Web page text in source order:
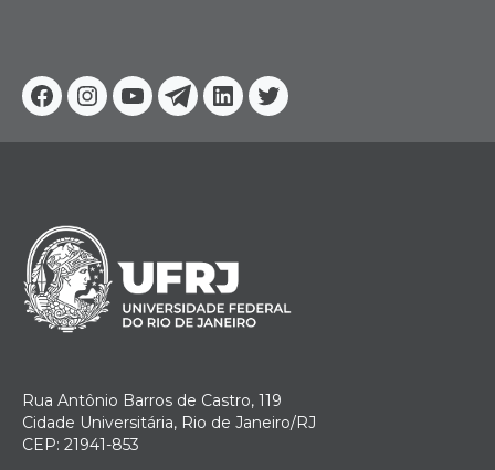
Facebook
Instagram
YoutubeTelegram
Linkedin
Twitter
Rua Antônio Barros de Castro, 119
Cidade Universitária, Rio de Janeiro/RJ
CEP: 21941-853